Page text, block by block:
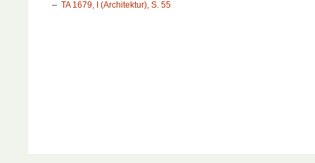
TA 1679, I (Architektur), S. 55